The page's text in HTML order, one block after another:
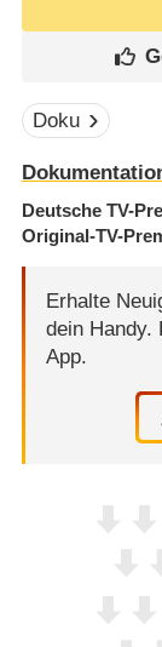
Doku
Deutsche TV-
Original-TV-
Erhalte
dein Handy.
App.